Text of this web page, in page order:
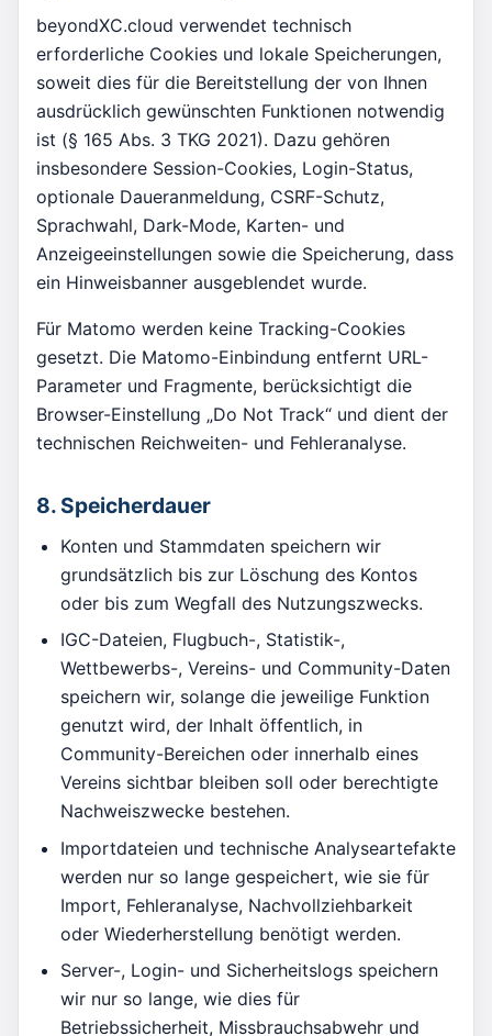
beyondXC.cloud verwendet technisch
erforderliche Cookies und lokale Speicherungen,
soweit dies für die Bereitstellung der von Ihnen
ausdrücklich gewünschten Funktionen notwendig
ist (§ 165 Abs. 3 TKG 2021). Dazu gehören
insbesondere Session-Cookies, Login-Status,
optionale Daueranmeldung, CSRF-Schutz,
Sprachwahl, Dark-Mode, Karten- und
Anzeigeeinstellungen sowie die Speicherung, dass
ein Hinweisbanner ausgeblendet wurde.
Für Matomo werden keine Tracking-Cookies
gesetzt. Die Matomo-Einbindung entfernt URL-
Parameter und Fragmente, berücksichtigt die
Browser-Einstellung „Do Not Track“ und dient der
technischen Reichweiten- und Fehleranalyse.
8. Speicherdauer
Konten und Stammdaten speichern wir
grundsätzlich bis zur Löschung des Kontos
oder bis zum Wegfall des Nutzungszwecks.
IGC-Dateien, Flugbuch-, Statistik-,
Wettbewerbs-, Vereins- und Community-Daten
speichern wir, solange die jeweilige Funktion
genutzt wird, der Inhalt öffentlich, in
Community-Bereichen oder innerhalb eines
Vereins sichtbar bleiben soll oder berechtigte
Nachweiszwecke bestehen.
Importdateien und technische Analyseartefakte
werden nur so lange gespeichert, wie sie für
Import, Fehleranalyse, Nachvollziehbarkeit
oder Wiederherstellung benötigt werden.
Server-, Login- und Sicherheitslogs speichern
wir nur so lange, wie dies für
Betriebssicherheit, Missbrauchsabwehr und